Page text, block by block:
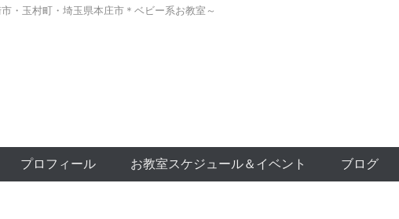
・玉村町・埼玉県本庄市＊ベビー系お教室～
プロフィール お教室スケジュール＆イベント ブログ